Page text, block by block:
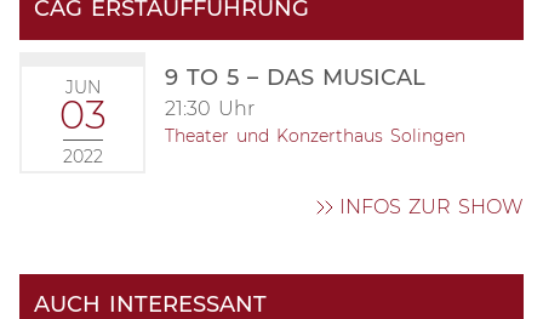
CAG ERSTAUFFÜHRUNG
JUN
03
2022
9 TO 5 – DAS MUSICAL
21:30 Uhr
Theater und Konzerthaus Solingen
INFOS ZUR SHOW
AUCH INTERESSANT